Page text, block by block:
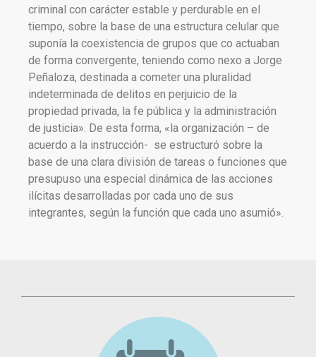
criminal con carácter estable y perdurable en el
tiempo, sobre la base de una estructura celular que
suponía la coexistencia de grupos que co actuaban
de forma convergente, teniendo como nexo a Jorge
Peñaloza, destinada a cometer una pluralidad
indeterminada de delitos en perjuicio de la
propiedad privada, la fe pública y la administración
de justicia». De esta forma, «la organización – de
acuerdo a la instrucción- se estructuró sobre la
base de una clara división de tareas o funciones que
presupuso una especial dinámica de las acciones
ilícitas desarrolladas por cada uno de sus
integrantes, según la función que cada uno asumió».